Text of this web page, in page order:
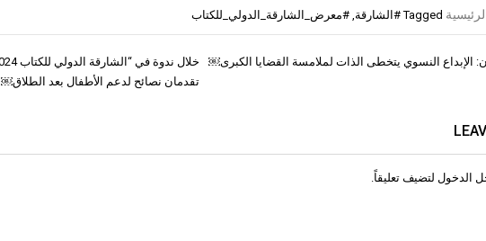
Tagged #الشارقة #معرض_الشارقة_الدولي_للكتاب
تقدمان نصائح لدعم الأطفال بعد الطلاق￼
الإبداع النسوي يتخطى الذات لملامسة القضايا الكبرى￼
الدخول لتضيف تعليقاً.